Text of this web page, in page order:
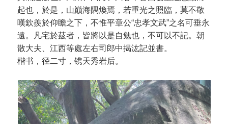
起也，於是，山巔海隅煥焉，若重光之照臨，莫不敬
嘆欽羨於仰瞻之下，不惟平章公“忠孝文武”之名可垂永
遠。凡宅於茲者，皆將以是自勉也，不可以不記。朝
散大夫、江西等處左右司郎中揭汯記並書。
楷书，径二寸，镌天秀岩后。